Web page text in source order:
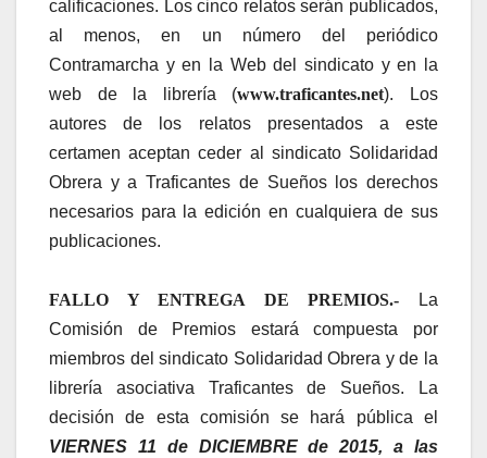
calificaciones. Los cinco relatos serán publicados,
al menos, en un número del periódico
Contramarcha y en la Web del sindicato y en la
web de la librería (www.traficantes.net). Los
autores de los relatos presentados a este
certamen aceptan ceder al sindicato Solidaridad
Obrera y a Traficantes de Sueños los derechos
necesarios para la edición en cualquiera de sus
publicaciones.
FALLO Y ENTREGA DE PREMIOS.-
La
Comisión de Premios estará compuesta por
miembros del sindicato Solidaridad Obrera y de la
librería asociativa Traficantes de Sueños. La
decisión de esta comisión se hará pública el
VIERNES 11 de DICIEMBRE de 2015, a las